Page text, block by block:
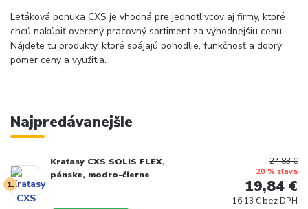
Letáková ponuka CXS je vhodná pre jednotlivcov aj firmy, ktoré
chcú nakúpiť overený pracovný sortiment za výhodnejšiu cenu.
Nájdete tu produkty, ktoré spájajú pohodlie, funkčnosť a dobrý
pomer ceny a využitia.
Najpredávanejšie
1.
Kraťasy CXS SOLIS FLEX,
pánske, modro-čierne
24,83 €
20 % zľava
19,84 €
16,13 € bez DPH